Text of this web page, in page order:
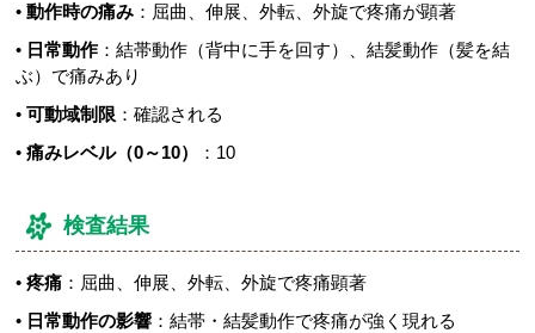
•動作時の痛み ：屈曲、伸展、外転、外旋で疼痛が顕著
• 日常動作 ：結帯動作（背中に手を回す）、結髪動作（髪を結
ぶ）で痛みあり
•可動域制限 ：確認される
•痛みレベル（0～10） ：10
検査結果
• 疼痛 ：屈曲、伸展、外転、外旋で疼痛顕著
• 日常動作の影響 ：結帯・結髪動作で疼痛が強く現れる